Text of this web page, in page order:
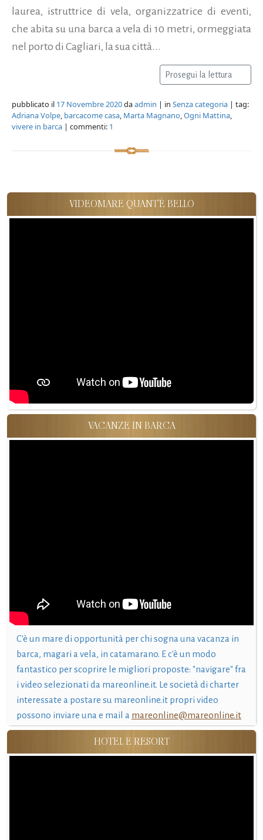
laurea, istruttrice di vela, organizzatrice di eventi,
che abita su una barca a vela di 10 metri, ormeggiata
nel porto di Cagliari, la sua città...
Prosegui la lettura
pubblicato il 17 Novembre 2020daadmin | in Senza categoria | tag:
Adriana Volpe, barcacome casa, Marta Magnano,Ogni Mattina,
vivere in barca | commenti: 1
VIDEOMARE QUANT'È BELLO
VACANZE IN BARCA
C'è un mare di opportunità per chi sogna una vacanza in
barca, magari a vela, in catamarano. E c'è un modo
fantastico per scoprire le migliori proposte: "navigare" fra
i video selezionati da mareonline.it. Le società di charter
interessate a postare su mareonline.it propri video
possono inviare una e mail a mareonline@mareonline.it
HOTEL E RESORT